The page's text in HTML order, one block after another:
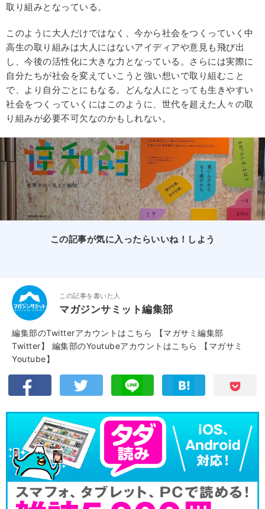
取り組みとなっている。
このように大人だけではなく、今から社会をつくっていく中
高生の取り組みは大人にはないアイディアや意見も飛び出
し、今後の活性化に大きな力となっている。さらには実際に
自分たちが社会を変えていこうと強い想いで取り組むこと
で、より自分ごとにもなる。どんな人にとっても生きやすい
社会をつくっていくにはこのように、世代を超えた人々の取
り組みが必要不可欠なのかもしれない。
この記事が気に入ったらいいね！しよう
この記事を書いた人
マガジンサミット編集部
編集部のTwitterアカウントはこちら
【マガサミ編集部
Twitter】
編集部のYoutubeアカウントはこちら
【マガサミ
Youtube】